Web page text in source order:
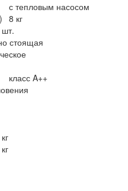
с тепловым насосом
8 кг
шт.
стоящая
класс A++